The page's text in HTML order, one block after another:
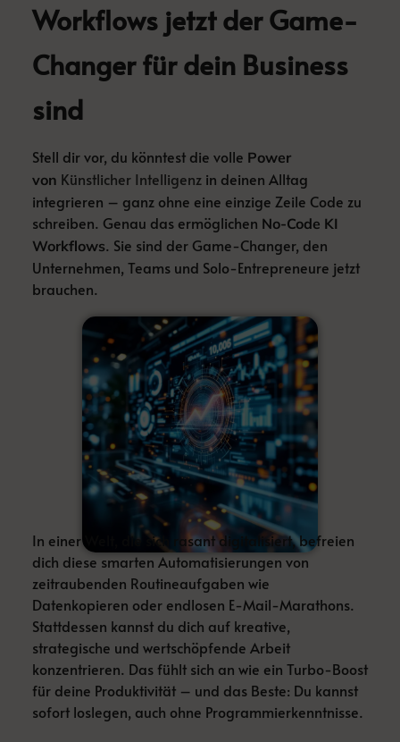
Workflows jetzt der Game-
Changer für dein Business
sind
Stell dir vor, du könntest die volle Power
von Künstlicher Intelligenz in deinen Alltag
integrieren – ganz ohne eine einzige Zeile Code zu
schreiben. Genau das ermöglichen No-Code KI
Workflows. Sie sind der Game-Changer, den
Unternehmen, Teams und Solo-Entrepreneure jetzt
brauchen.
In einer Welt, die sich rasant digitalisiert, befreien
dich diese smarten Automatisierungen von
zeitraubenden Routineaufgaben wie
Datenkopieren oder endlosen E-Mail-Marathons.
Stattdessen kannst du dich auf kreative,
strategische und wertschöpfende Arbeit
konzentrieren. Das fühlt sich an wie ein Turbo-Boost
für deine Produktivität – und das Beste: Du kannst
sofort loslegen, auch ohne Programmierkenntnisse.